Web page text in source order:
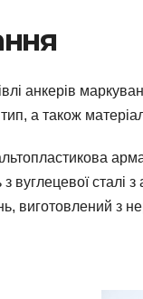
анкерів
тип, а також
вуглецевої сталі
виготовлений з